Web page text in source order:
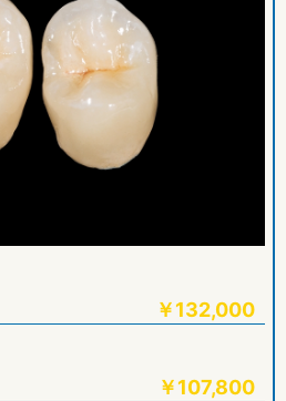
￥132,000
￥107,800